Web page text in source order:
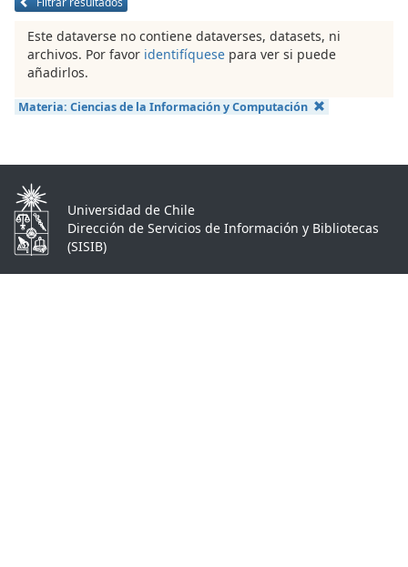
Este dataverse no contiene dataverses, datasets, ni
archivos. Por favor identifíquese para ver si puede
añadirlos.
Materia: Ciencias de la Información y Computación
Universidad de Chile
Dirección de Servicios de Información y Bibliotecas
(SISIB)